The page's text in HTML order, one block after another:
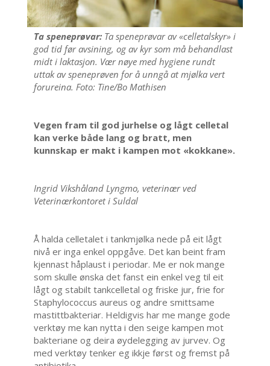
Ta speneprøvar:Ta speneprøvar av «celletalskyr» i
god tid før avsining, og av kyr som må behandlast
midt i laktasjon. Vær nøye med hygiene rundt
uttak av speneprøven for å unngå at mjølka vert
forureina. Foto: Tine/Bo Mathisen
Vegen fram til god jurhelse og lågt celletal
kan verke både lang og bratt, men
kunnskap er makt i kampen mot «kokkane».
Ingrid Vikshåland Lyngmo, veterinær ved
Veterinærkontoret i Suldal
Å halda celletalet i tankmjølka nede på eit lågt
nivå er inga enkel oppgåve. Det kan beint fram
kjennast håplaust i periodar. Me er nok mange
som skulle ønska det fanst ein enkel veg til eit
lågt og stabilt tankcelletal og friske jur, frie for
Staphylococcus aureus og andre smittsame
mastittbakteriar. Heldigvis har me mange gode
verktøy me kan nytta i den seige kampen mot
bakteriane og deira øydelegging av jurvev. Og
med verktøy tenker eg ikkje først og fremst på